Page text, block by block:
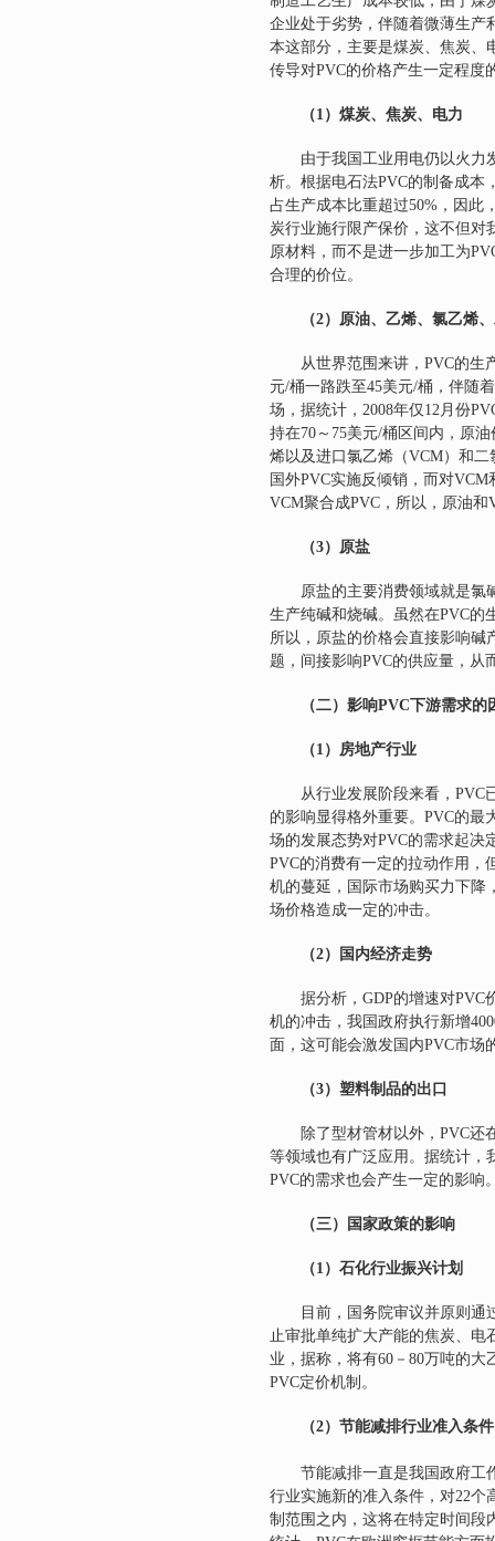
企业处于劣势，伴随着微薄生产
本这部分，主要是煤炭、焦炭、
传导对PVC的价格产生一定程度
（1） 煤炭、焦炭、电力
由于我国工业用电仍以火力
析。根据电石法PVC的制备成本
占生产成本比重超过50% ，因此
炭行业施行限产保价，这不但对
原材料，而不是进一步加工为
合理的价位。
（2） 原油、乙烯、氯乙烯
从世界范围来讲， PVC的生
元/桶一路跌至45美元/桶，伴随
场，据统计， 2008年仅 12月份
持在70 ～ 75美元/桶区间内，原
烯以及进口氯乙烯（VCM）和二
国外PVC实施反倾销，而对VCM
VCM聚合成PVC ，所以，原油和
（3） 原盐
原盐的主要消费领域就是氯
生产纯碱和烧碱。虽然在PVC的
所以，原盐的价格会直接影响碱
题，间接影响PVC的供应量，从
（二）影响PVC下游需求的
（1）房地产行业
从行业发展阶段来看， PVC
的影响显得格外重要。 PVC的最
场的发展态势对PVC的需求起决
PVC的消费有一定的拉动作用，
机的蔓延，国际市场购买力下降
场价格造成一定的冲击。
（2）国内经济走势
据分析， GDP的增速对PVC
机的冲击，我国政府执行新增
面，这可能会激发国内PVC市场
（3） 塑料制品的出口
除了型材管材以外， PVC还
等领域也有广泛应用。据统计，
PVC的需求也会产生一定的影响
（三）国家政策的影响
（1）石化行业振兴计划
目前，国务院审议并原则
止审批单纯扩大产能的焦炭、电
业，据称，将有60 － 80万吨的大
PVC定价机制。
（2）节能减排行业准入条件
节能减排一直是我国政府工
行业实施新的准入条件，对22个
制范围之内，这将在特定时间段